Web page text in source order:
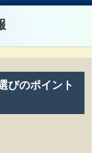
びのポイント